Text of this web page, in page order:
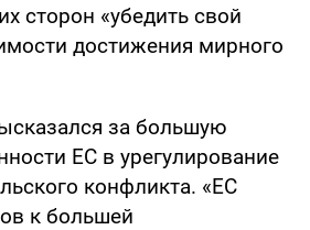
сторон «убедить свой
достижения мирного
за большую
ЕС в урегулирование
конфликта. «ЕС
к большей